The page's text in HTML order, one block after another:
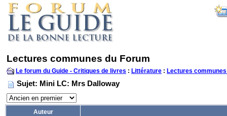
Lectures communes du Forum
Le forum du Guide - Critiques de livres : Littérature : Lectures
Sujet: Mini LC: Mrs Dalloway
Auteur